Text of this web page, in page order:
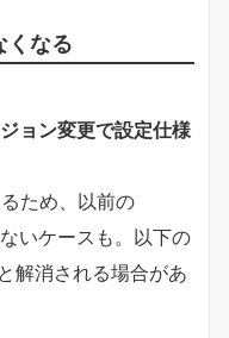
くなる
ョン変更で設定仕様
ため、以前の
いケースも。以下の
解消される場合があ